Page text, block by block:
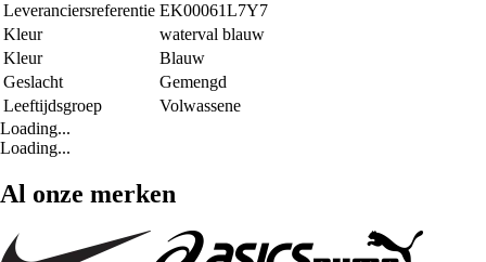
Leveranciersreferentie EK00061L7Y7
Kleur
waterval blauw
Kleur
Blauw
Geslacht
Gemengd
Leeftijdsgroep
Volwassene
Loading...
Loading...
Al onze merken